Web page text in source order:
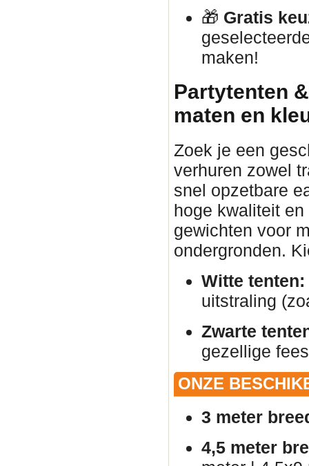
🎁 Gratis
maken!
Partytenten
maten en
Zoek je een
verhuren zowel
snel opzetbare
hoge kwaliteit
gewichten voor
ondergronden.
Witte tenten:
uitstraling
Zwarte
gezellige
ONZE
3 meter
4,5 meter